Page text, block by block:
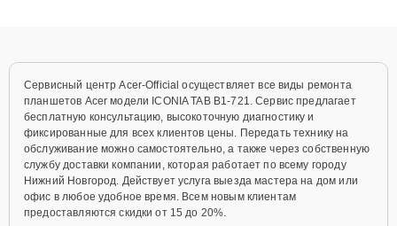
Сервисный центр Acer-Official осуществляет все виды ремонта
планшетов Acer модели ICONIA TAB B1-721. Сервис предлагает
бесплатную консультацию, высокоточную диагностику и
фиксированные для всех клиентов цены. Передать технику на
обслуживание можно самостоятельно, а также через собственную
службу доставки компании, которая работает по всему городу
Нижний Новгород. Действует услуга выезда мастера на дом или
офис в любое удобное время. Всем новым клиентам
предоставляются скидки от 15 до 20%.